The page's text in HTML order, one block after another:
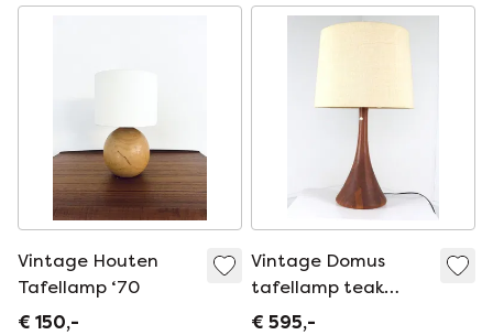
Vintage Houten
Tafellamp ‘70
€ 150,-
Vintage Domus
tafellamp teak
groot
€ 595,-